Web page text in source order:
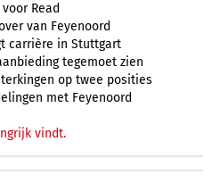
Read
van Feyenoord
carrière in Stuttgart
tegemoet zien
op twee posities
met Feyenoord
vindt.